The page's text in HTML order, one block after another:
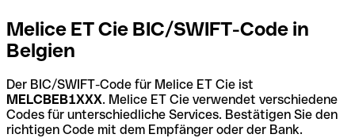
Melice ET Cie BIC/SWIFT-Code in
Belgien
Der BIC/SWIFT-Code für Melice ET Cie ist
MELCBEB1XXX. Melice ET Cie verwendet verschiedene
Codes für unterschiedliche Services. Bestätigen Sie den
richtigen Code mit dem Empfänger oder der Bank.